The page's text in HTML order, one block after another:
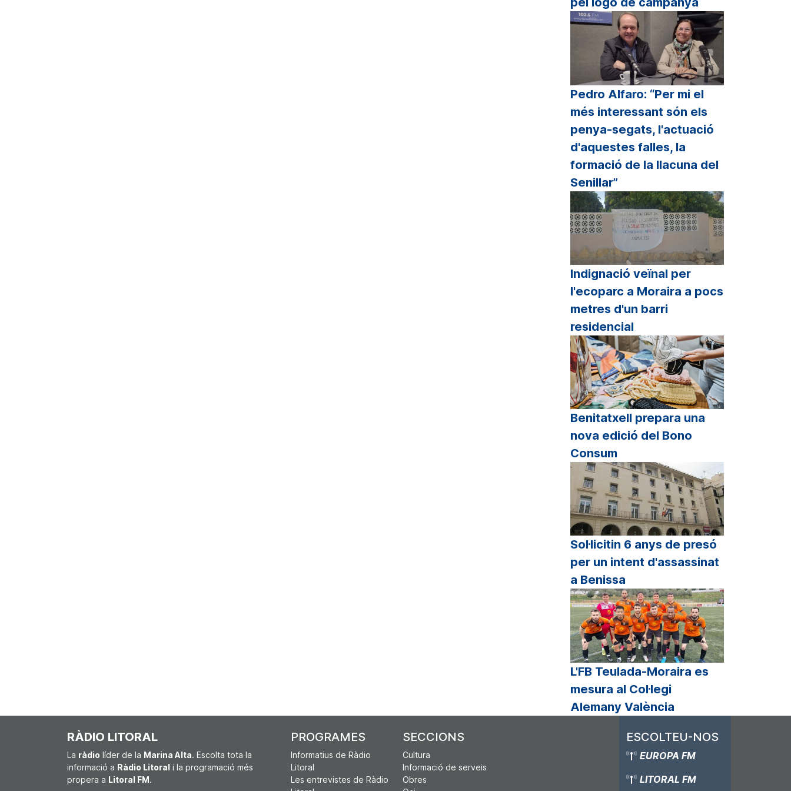
Pedro Alfaro: “Per mi el
més interessant són els
penya-segats, l'actuació
d'aquestes falles, la
formació de la llacuna del
Senillar”
Indignació veïnal per
l'ecoparc a Moraira a pocs
metres d'un barri
residencial
Benitatxell prepara una
nova edició del Bono
Consum
Sol·licitin 6 anys de presó
per un intent d'assassinat
a Benissa
L'FB Teulada-Moraira es
mesura al Col·legi
Alemany València
RÀDIO LITORAL
La ràdio líder de la Marina Alta. Escolta tota la
informació a Ràdio Litoral i la programació més
propera a Litoral FM.
PROGRAMES
Informatius de Ràdio
Litoral
Les entrevistes de Ràdio
SECCIONS
Cultura
Informació de serveis
Obres
ESCOLTEU-NOS
EUROPA FM
LITORAL FM